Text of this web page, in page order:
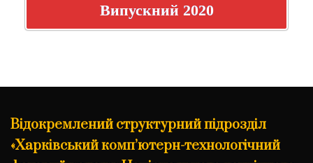
Випускний 2020
Відокремлений структурний підрозділ
«Харківський комп’ютерн-технологічний